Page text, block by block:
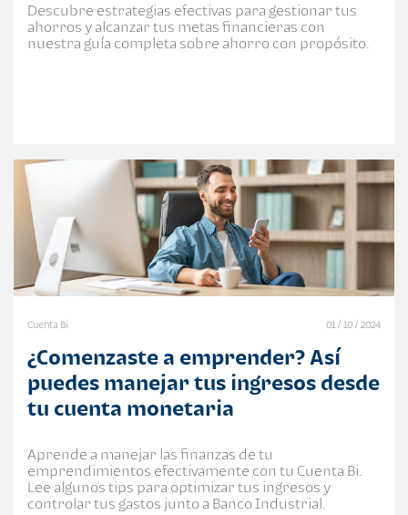
Descubre estrategias efectivas para gestionar tus
ahorros y alcanzar tus metas financieras con
nuestra guía completa sobre ahorro con propósito.
Cuenta Bi 01 / 10 / 2024
¿Comenzaste a emprender? Así
puedes manejar tus ingresos desde
tu cuenta monetaria
Aprende a manejar las finanzas de tu
emprendimientos efectivamente con tu Cuenta Bi.
Lee algunos tips para optimizar tus ingresos y
controlar tus gastos junto a Banco Industrial.